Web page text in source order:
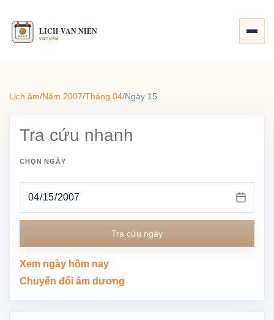
Lịch âm/Năm 2007/Tháng 04/Ngày 15
Tra cứu nhanh
CHỌN NGÀY
Tra cứu ngày
Xem ngày hôm nay
Chuyển đổi âm dương